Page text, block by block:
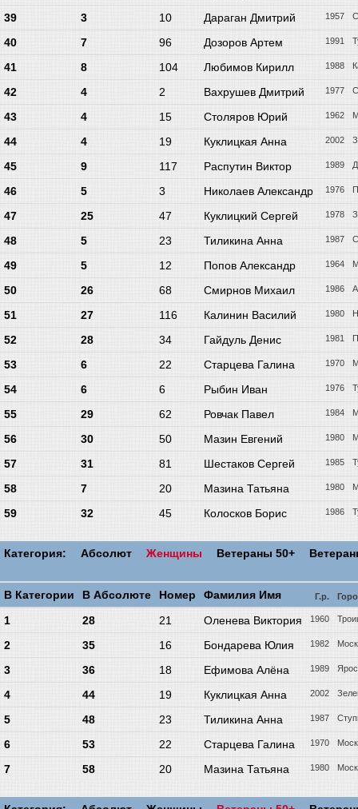
39 3 10 Дараган Дмитрий 1957
40 7 96 Дозоров Артем 1991
41 8 104 Любимов Кирилл 1988
42 4 2 Вахрушев Дмитрий 1977
43 4 15 Столяров Юрий 1962
44 4 19 Куклицкая Анна 2002
45 9 117 Распутин Виктор 1989
46 5 3 Николаев Александр 1976
47 25 47 Куклицкий Сергей 1978
48 5 23 Тиликина Анна 1987
49 5 12 Попов Александр 1964
50 26 68 Смирнов Михаил 1986
51 27 116 Калинин Василий 1980
52 28 34 Гайдуль Денис 1981
53 6 22 Старцева Галина 1970
54 6 6 Рыбин Иван 1976
55 29 62 Ровчак Павел 1984
56 30 50 Мазин Евгений 1980
57 31 81 Шестаков Сергей 1985
58 7 20 Мазина Татьяна 1980
59 32 45 Колосков Борис 1986
Категория: Абсолют Женщины Ветераны 50+
В Категории В Абсолюте Номер Фамилия Имя Г.р.
1 28 21 Оленева Виктория 1960
2 35 16 Бондарева Юлия 1982
3 36 18 Ефимова Алёна 1989
4 44 19 Куклицкая Анна 2002
5 48 23 Тиликина Анна 1987
6 53 22 Старцева Галина 1970
7 58 20 Мазина Татьяна 1980